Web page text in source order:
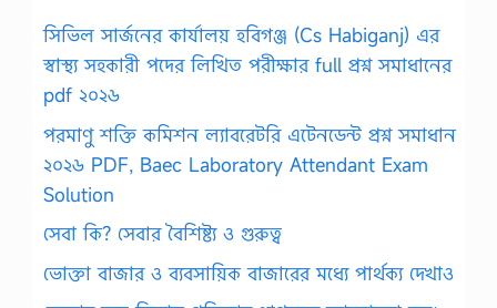
সিভিল সার্জনের কার্যালয় হবিগঞ্জ (Cs Habiganj) এর
স্বাস্থ্য সহকারী পদের লিখিত পরীক্ষার full প্রশ্ন সমাধানের
pdf ২০২৬
পরমাণু শক্তি কমিশন ল্যাবরেটরি এটেনডেন্ট প্রশ্ন সমাধান
২০২৬ PDF, Baec Laboratory Attendant Exam
Solution
সেবা কি? সেবার বৈশিষ্ট্য ও গুরুত্ব
ভোক্তা বাজার ও ব্যবসায়িক বাজারের মধ্যে পার্থক্য দেখাও